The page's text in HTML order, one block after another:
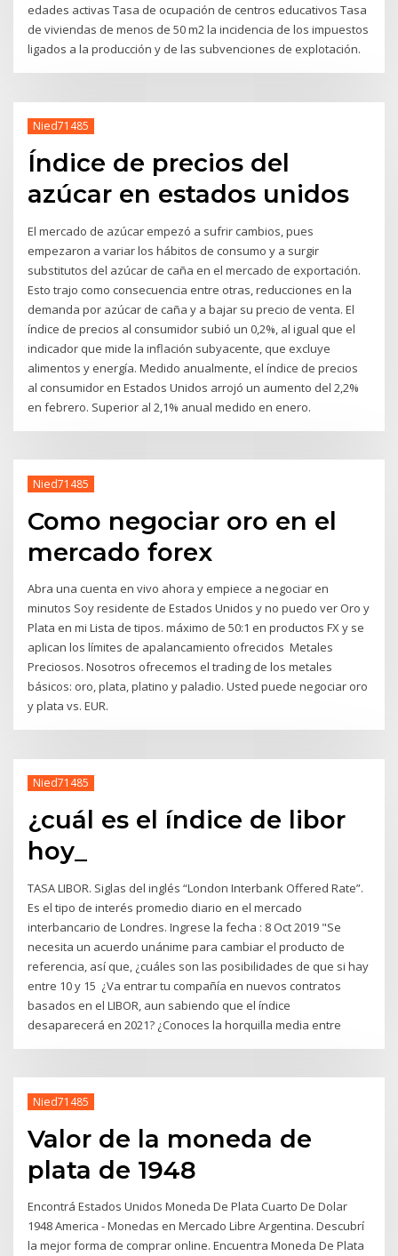
edades activas Tasa de ocupación de centros educativos Tasa
de viviendas de menos de 50 m2 la incidencia de los impuestos
ligados a la producción y de las subvenciones de explotación.
Nied71485
Índice de precios del
azúcar en estados unidos
El mercado de azúcar empezó a sufrir cambios, pues
empezaron a variar los hábitos de consumo y a surgir
substitutos del azúcar de caña en el mercado de exportación.
Esto trajo como consecuencia entre otras, reducciones en la
demanda por azúcar de caña y a bajar su precio de venta. El
índice de precios al consumidor subió un 0,2%, al igual que el
indicador que mide la inflación subyacente, que excluye
alimentos y energía. Medido anualmente, el índice de precios
al consumidor en Estados Unidos arrojó un aumento del 2,2%
en febrero. Superior al 2,1% anual medido en enero.
Nied71485
Como negociar oro en el
mercado forex
Abra una cuenta en vivo ahora y empiece a negociar en
minutos Soy residente de Estados Unidos y no puedo ver Oro y
Plata en mi Lista de tipos. máximo de 50:1 en productos FX y se
aplican los límites de apalancamiento ofrecidos Metales
Preciosos. Nosotros ofrecemos el trading de los metales
básicos: oro, plata, platino y paladio. Usted puede negociar oro
y plata vs. EUR.
Nied71485
¿cuál es el índice de libor
hoy_
TASA LIBOR. Siglas del inglés “London Interbank Offered Rate”.
Es el tipo de interés promedio diario en el mercado
interbancario de Londres. Ingrese la fecha : 8 Oct 2019 "Se
necesita un acuerdo unánime para cambiar el producto de
referencia, así que, ¿cuáles son las posibilidades de que si hay
entre 10 y 15 ¿Va entrar tu compañía en nuevos contratos
basados en el LIBOR, aun sabiendo que el índice
desaparecerá en 2021? ¿Conoces la horquilla media entre
Nied71485
Valor de la moneda de
plata de 1948
Encontrá Estados Unidos Moneda De Plata Cuarto De Dolar
1948 America - Monedas en Mercado Libre Argentina. Descubrí
la mejor forma de comprar online. Encuentra Moneda De Plata